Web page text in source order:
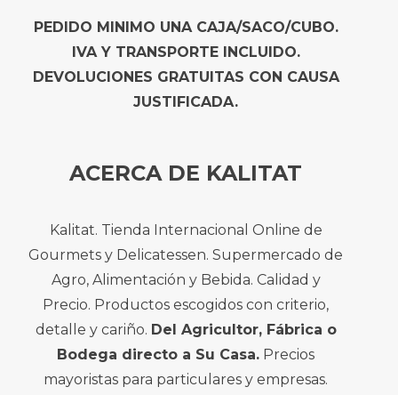
PEDIDO MINIMO UNA CAJA/SACO/CUBO.
IVA Y TRANSPORTE INCLUIDO.
DEVOLUCIONES GRATUITAS CON CAUSA
JUSTIFICADA.
ACERCA DE KALITAT
Kalitat. Tienda Internacional Online de
Gourmets y Delicatessen. Supermercado de
Agro, Alimentación y Bebida. Calidad y
Precio. Productos escogidos con criterio,
detalle y cariño. Del Agricultor, Fábrica o
Bodega directo a Su Casa. Precios
mayoristas para particulares y empresas.